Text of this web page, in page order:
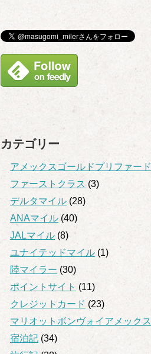
カテゴリー
アメックスゴールドプリファード
ファーストクラス (3)
デルタマイル (28)
ANAマイル (40)
JALマイル (8)
ユナイテッドマイル (1)
陸マイラー (30)
ポイントサイト (11)
クレジットカード (23)
マリオットボンヴォイアメックス
宿泊記 (34)